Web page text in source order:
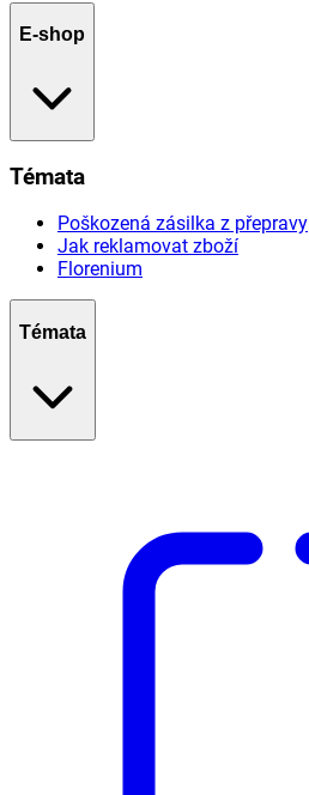
E-shop
Témata
Poškozená zásilka z přepravy
Jak reklamovat zboží
Florenium
Témata